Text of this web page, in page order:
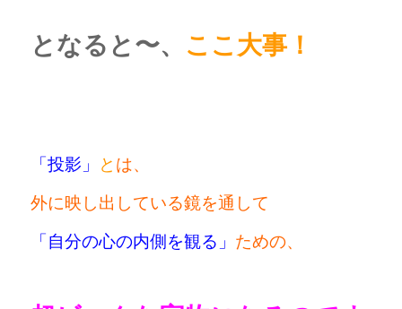
となると〜、 ここ大事！
「投影」 とは、
外に映し出している鏡を通して
「自分の心の内側を観る」 ための、